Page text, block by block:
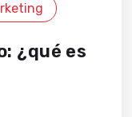
¿qué es